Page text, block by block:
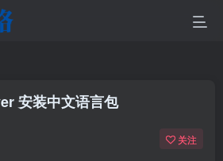
安装中文语言包
关注